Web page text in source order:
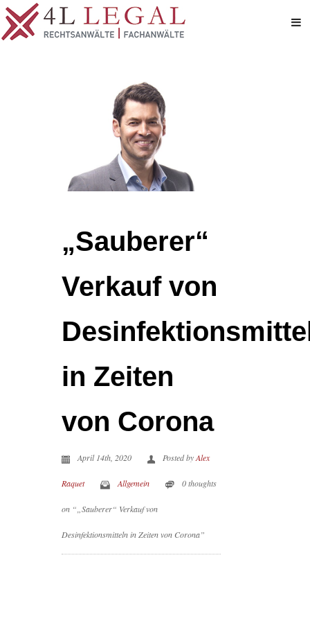
„Sauberer“
Verkauf von
in Zeiten
von Corona
April 14th, 2020 Posted byAlex
Raquet Allgemein 0 thoughts
on “„Sauberer“ Verkauf von
Desinfektionsmitteln in Zeiten von Corona”